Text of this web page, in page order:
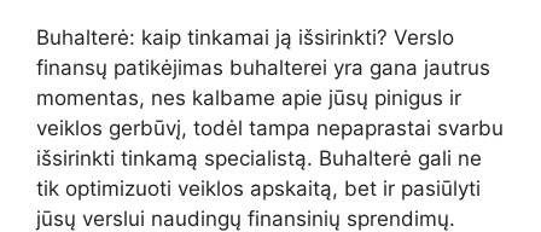
Buhalterė: kaip tinkamai ją išsirinkti? Verslo
finansų patikėjimas buhalterei yra gana jautrus
momentas, nes kalbame apie jūsų pinigus ir
veiklos gerbūvį, todėl tampa nepaprastai svarbu
išsirinkti tinkamą specialistą. Buhalterė gali ne
tik optimizuoti veiklos apskaitą, bet ir pasiūlyti
jūsų verslui naudingų finansinių sprendimų.